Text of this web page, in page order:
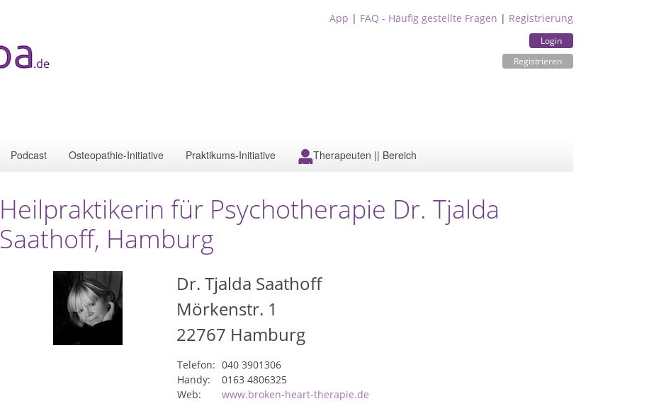
App | FAQ - Häufig gestellte Fragen | Registrierung
Login
Registrieren
Podcast Osteopathie-Initiative Praktikums-Initiative Therapeuten || Bereich
Heilpraktikerin für Psychotherapie Dr. Tjalda
Saathoff, Hamburg
Dr. Tjalda Saathoff
Mörkenstr. 1
22767 Hamburg
Telefon: 040 3901306
Handy:
0163 4806325
Web:
www.broken-heart-therapie.de